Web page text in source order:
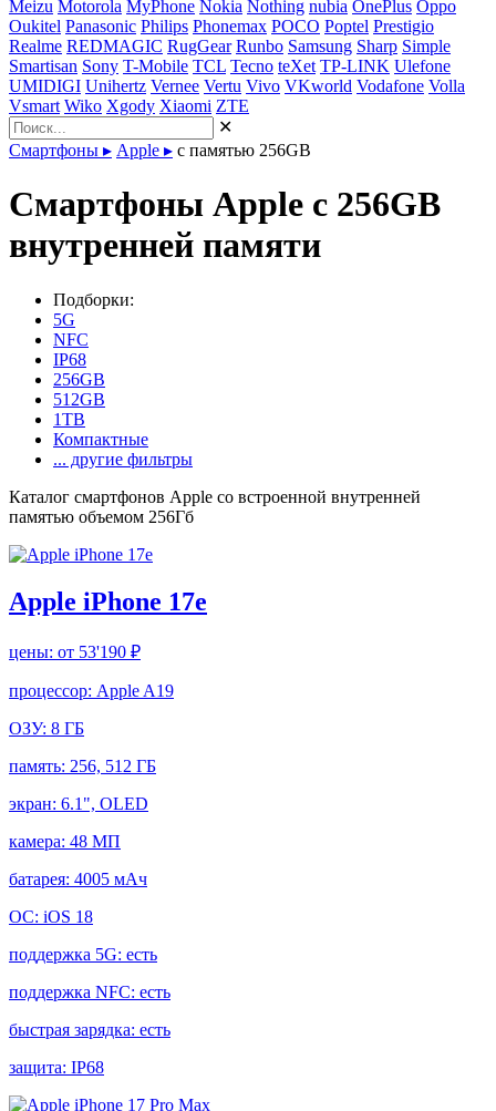
Meizu Motorola MyPhone Nokia Nothing nubia OnePlus Oppo
Oukitel Panasonic Philips Phonemax POCO Poptel Prestigio
Realme REDMAGIC RugGear Runbo Samsung Sharp Simple
Smartisan Sony T-Mobile TCL Tecno teXet TP-LINK Ulefone
UMIDIGI Unihertz Vernee Vertu Vivo VKworld Vodafone Volla
Vsmart Wiko Xgody Xiaomi ZTE
✕
Смартфоны ▸ Apple ▸ с памятью 256GB
Смартфоны Apple с 256GB
внутренней памяти
Подборки:
5G
NFC
IP68
256GB
512GB
1TB
Компактные
... другие фильтры
Каталог смартфонов Apple со встроенной внутренней
памятью объемом 256Гб
Apple iPhone 17e
цены: от 53'190 ₽
процессор: Apple A19
ОЗУ: 8 ГБ
память: 256, 512 ГБ
экран: 6.1", OLED
камера: 48 МП
батарея: 4005 мАч
ОС: iOS 18
поддержка 5G: есть
поддержка NFC: есть
быстрая зарядка: есть
защита: IP68